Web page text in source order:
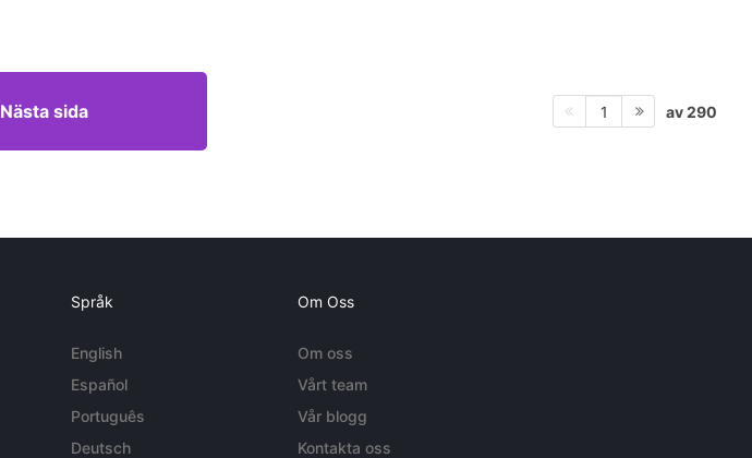
Nästa sida 1 av 290
Språk
English
Español
Português
Deutsch
Om Oss
Om oss
Vårt team
Vår blogg
Kontakta oss